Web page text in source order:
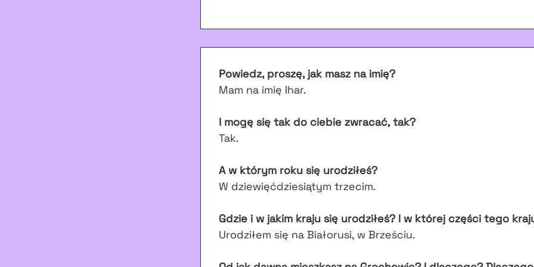
Powiedz, proszę, jak masz na imię?
Mam na imię Ihar.
I mogę się tak do ciebie zwracać, tak?
Tak.
A w którym roku się urodziłeś?
W dziewięćdziesiątym trzecim.
Gdzie i w jakim kraju się urodziłeś? I w której części tego
Urodziłem się na Białorusi, w Brześciu.